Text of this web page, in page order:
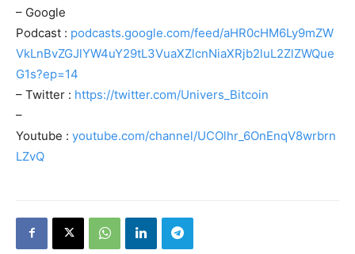
– Google
Podcast : podcasts.google.com/feed/aHR0cHM6Ly9mZW
VkLnBvZGJlYW4uY29tL3VuaXZlcnNiaXRjb2luL2ZlZWQue
G1s?ep=14
– Twitter : https://twitter.com/Univers_Bitcoin
–
Youtube : youtube.com/channel/UCOlhr_6OnEnqV8wrbrn
LZvQ